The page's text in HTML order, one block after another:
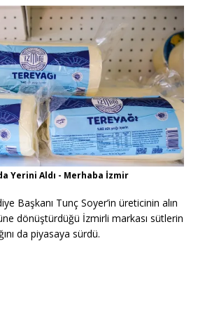
Yerini Aldı - Merhaba İzmir
Başkanı Tunç Soyer’in üreticinin alın
dönüştürdüğü İzmirli markası sütlerin
da piyasaya sürdü.